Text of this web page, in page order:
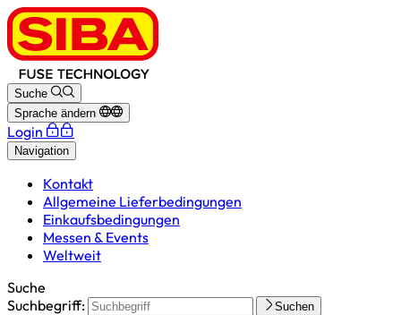
Suche
Sprache ändern
Login
Navigation
Kontakt
Allgemeine Lieferbedingungen
Einkaufsbedingungen
Messen & Events
Weltweit
Suche
Suchbegriff:
Suchen